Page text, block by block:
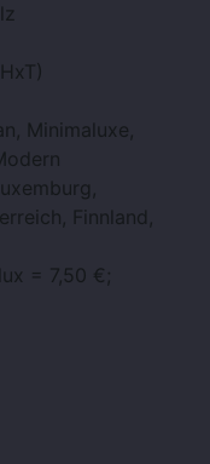
Minimaluxe,
Finnland,
= 7,50 €;